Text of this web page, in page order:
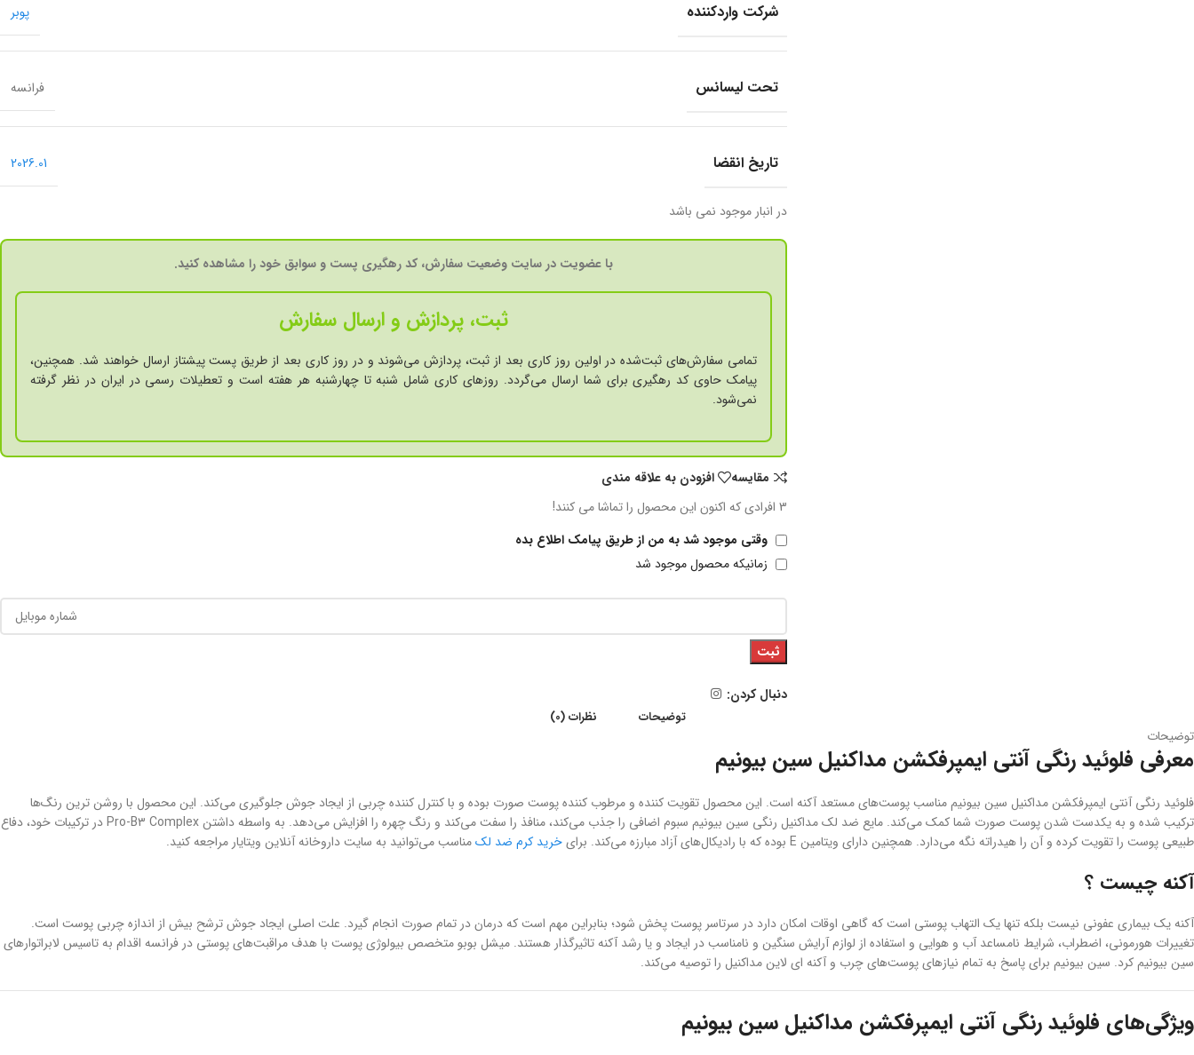
شرکت وارد‎کننده پوبر
تحت لیسانس فرانسه
تاریخ انقضا 2026.01
در انبار موجود نمی باشد
با عضویت در سایت وضعیت سفارش، کد رهگیری پست و سوابق خود را مشاهده کنید.
ثبت، پردازش و ارسال سفارش
تمامی سفارش‌های ثبت‌شده در اولین روز کاری بعد از ثبت، پردازش می‌شوند و در روز کاری بعد از طریق پست پیشتاز ارسال خواهند شد. همچنین،
پیامک حاوی کد رهگیری برای شما ارسال می‌گردد. روزهای کاری شامل شنبه تا چهارشنبه هر هفته است و تعطیلات رسمی در ایران در نظر گرفته
نمی‌شود.
مقايسه
افزودن به علاقه مندی
3 افرادی که اکنون این محصول را تماشا می کنند!
وقتی موجود شد به من از طریق پیامک اطلاع بده
زمانیکه محصول موجود شد
ثبت
دنبال کردن:
توضیحات نظرات (0)
توضیحات
معرفی فلوئید رنگی آنتی ایمپرفکشن مداکنیل سین بیونیم
فلوئید رنگی آنتی ایمپرفکشن مداکنیل سین بیونیم مناسب پوست‌های مستعد آکنه است. این محصول تقویت کننده و مرطوب کننده پوست صورت بوده و با کنترل کننده چربی از ایجاد جوش جلوگیری می‌کند. این محصول با روشن ترین رنگ‌ها
ترکیب شده و به یکدست شدن پوست صورت شما کمک می‌کند. مایع ضد لک مداکنیل رنگی سین بیونیم سبوم اضافی را جذب می‌کند، منافذ را سفت می‌کند و رنگ چهره را افزایش می‌دهد. به واسطه داشتن Pro-B۳ Complex در ترکیبات خود، دفاع
طبیعی پوست را تقویت کرده و آن را هیدراته نگه می‌دارد. همچنین دارای ویتامین E بوده که با رادیکال‌های آزاد مبارزه می‌کند. برای
خرید کرم ضد لکمناسب می‌توانید به سایت داروخانه آنلاین ویتایار مراجعه کنید.
آکنه چیست ؟
آکنه یک بیماری عفونی نیست بلکه تنها یک التهاب پوستی است که گاهی اوقات امکان دارد در سرتاسر پوست پخش شود؛ بنابراین مهم است که درمان در تمام صورت انجام گیرد. علت اصلی ایجاد جوش ترشح بیش از اندازه چربی پوست است.
تغییرات هورمونی، اضطراب، شرایط نامساعد آب و هوایی و استفاده از لوازم آرایش سنگین و نامناسب در ایجاد و یا رشد آکنه تاثیرگذار هستند. میشل بوبو متخصص بیولوژی پوست با هدف مراقبت‌های پوستی در فرانسه اقدام به تاسیس لابراتوارهای
سین بیونیم کرد. سین بیونیم برای پاسخ به تمام نیازهای پوست‌های چرب و آکنه ای لاین مداکنیل را توصیه می‌کند.
ویژگی‌های فلوئید رنگی آنتی ایمپرفکشن مداکنیل سین بیونیم